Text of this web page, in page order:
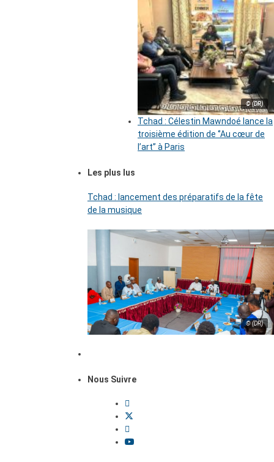
© (DR)
Tchad : Célestin Mawndoé lance la
troisième édition de ‘’Au cœur de
l’art’’ à Paris
Les plus lus
Tchad : lancement des préparatifs de la fête
de la musique
© (DR)
Nous Suivre